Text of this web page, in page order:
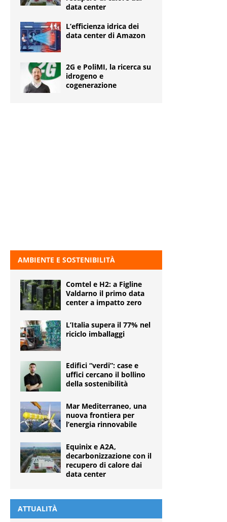
data center
L’efficienza idrica dei
data center di Amazon
2G e PoliMI, la ricerca su
idrogeno e
cogenerazione
AMBIENTE E SOSTENIBILITÀ
Comtel e H2: a Figline
Valdarno il primo data
center a impatto zero
L’Italia supera il 77% nel
riciclo imballaggi
Edifici “verdi”: case e
uffici cercano il bollino
della sostenibilità
Mar Mediterraneo, una
nuova frontiera per
l’energia rinnovabile
Equinix e A2A,
decarbonizzazione con il
recupero di calore dai
data center
ATTUALITÀ